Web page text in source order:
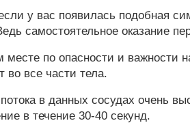
у вас появилась подобная
самостоятельное оказание
месте по опасности и важности
во все части тела.
в данных сосудах очень
в течение 30-40 секунд.